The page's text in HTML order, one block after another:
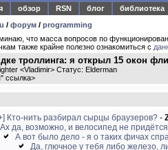
обзор RSN блог
библиотека
/ форум / programming
что масса вопросов по
также крайне полезно ознакомиться с
троллинга: я открыл 15 окон
<Vladimir> Статус: Elderman
ссылка>
Кто-нить разбирал сырцы браузеров? -
Ах да, возможно, и велосипед не
А вот было дело - я о таких фичах
Да, глючное у тебя либо железо,